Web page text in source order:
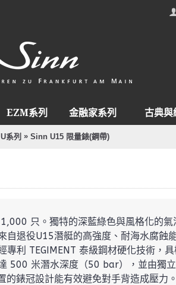
EZM系列 金融家系列 古典與
U系列 » Sinn U15 限量錶(鋼帶)
只。獨特的深藍綠色與風格化的氣
自退役U15潛艇的高強度、耐海水腐蝕
專利 TEGIMENT 泰級鋼材硬化技術，
500 米潛水深度（50 bar），並由獨
的錶冠設計能有效避免對手背造成壓力